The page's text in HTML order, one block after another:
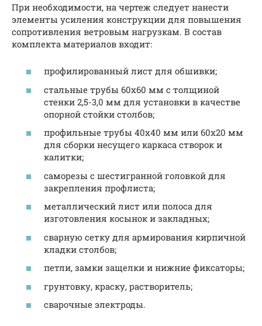
При необходимости, на чертеж следует нанести
элементы усиления конструкции для повышения
сопротивления ветровым нагрузкам. В состав
комплекта материалов входит:
профилированный лист для обшивки;
стальные трубы 60х60 мм с толщиной
стенки 2,5-3,0 мм для установки в качестве
опорной стойки столбов;
профильные трубы 40х40 мм или 60х20 мм
для сборки несущего каркаса створок и
калитки;
саморезы с шестигранной головкой для
закрепления профлиста;
металлический лист или полоса для
изготовления косынок и закладных;
сварную сетку для армирования кирпичной
кладки столбов;
петли, замки защелки и нижние фиксаторы;
грунтовку, краску, растворитель;
сварочные электроды.